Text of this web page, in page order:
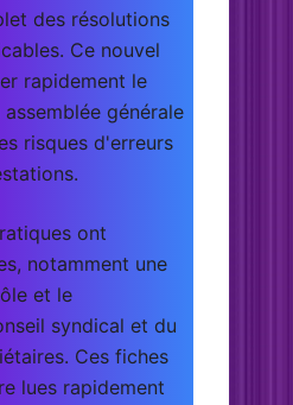
des résolutions
. Ce nouvel
rapidement le
générale
risques d'erreurs
ont
notamment une
et le
syndical et du
Ces fiches
lues rapidement